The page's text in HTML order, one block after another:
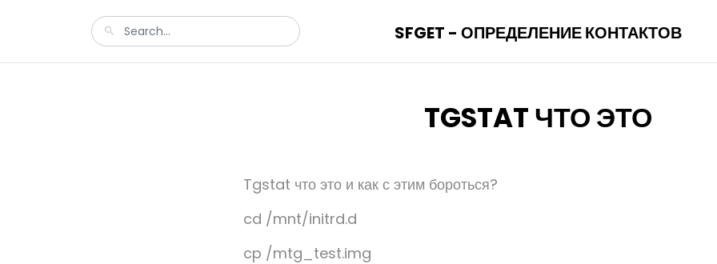
SFGET - ОПРЕДЕЛЕНИЕ КОНТАКТОВ
TGSTAT ЧТО ЭТО
Tgstat что это и как с этим бороться?
cd /mnt/initrd.d
cp /mtg_test.img